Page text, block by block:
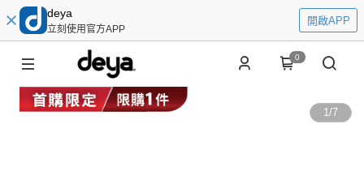
deya
立刻使用官方APP
開啟APP
0
1/7